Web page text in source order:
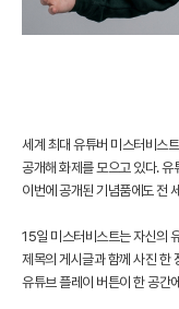
세계 최대 유튜버 미스터비스
공개해 화제를 모으고 있다.
이번에 공개된 기념품에도 전
15일 미스터비스트는 자신의
제목의 게시글과 함께 사진 한
유튜브 플레이 버튼이 한 공간